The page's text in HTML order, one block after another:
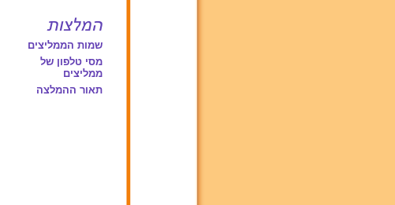
שמות הממליצים
מסי טלפון של
ממליצים
תאור ההמלצה